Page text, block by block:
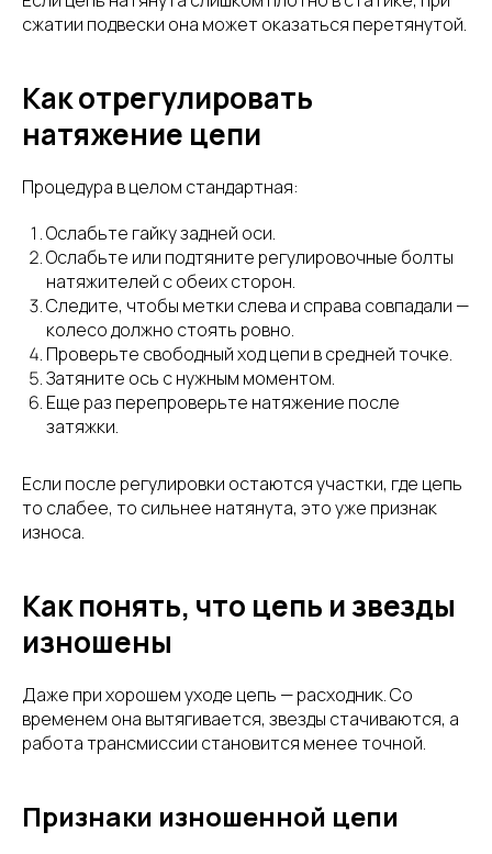
сжатии подвески она может оказаться перетянутой.
Как отрегулировать
натяжение цепи
Процедура в целом стандартная:
Ослабьте гайку задней оси.
Ослабьте или подтяните регулировочные болты
натяжителей с обеих сторон.
Следите, чтобы метки слева и справа совпадали —
колесо должно стоять ровно.
Проверьте свободный ход цепи в средней точке.
Затяните ось с нужным моментом.
Еще раз перепроверьте натяжение после
затяжки.
Если после регулировки остаются участки, где цепь
то слабее, то сильнее натянута, это уже признак
износа.
Как понять, что цепь и звезды
изношены
Даже при хорошем уходе цепь — расходник. Со
временем она вытягивается, звезды стачиваются, а
работа трансмиссии становится менее точной.
Признаки изношенной цепи